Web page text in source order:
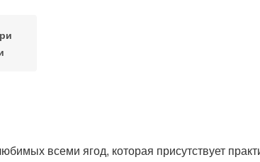
всеми ягод, которая присутствует